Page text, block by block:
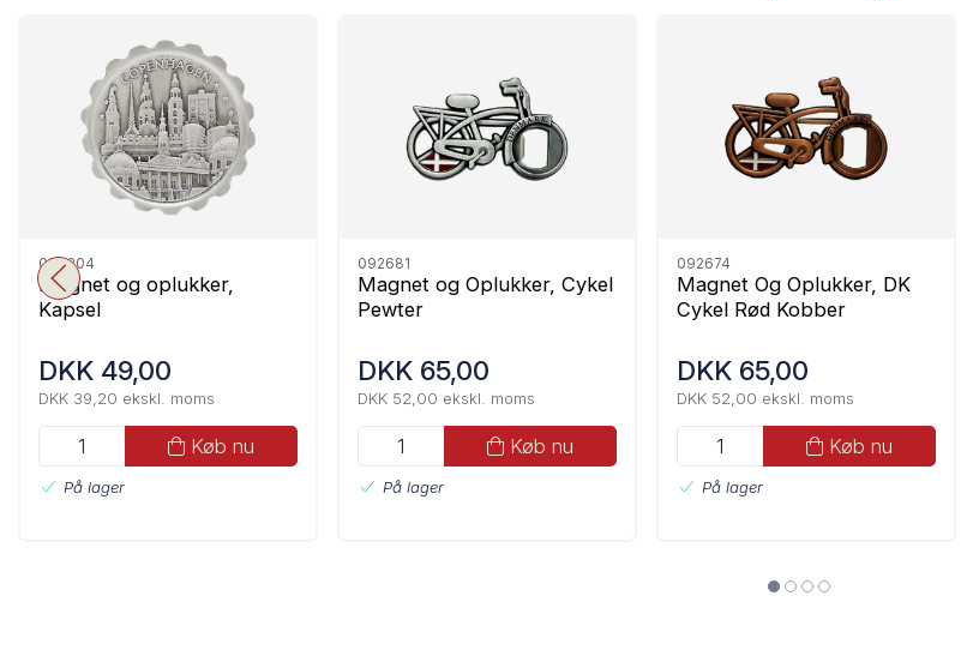
090304
Magnet og oplukker,
Kapsel
DKK 49,00
DKK 39,20 ekskl. moms
Køb nu
På lager
092681
Magnet og Oplukker, Cykel
Pewter
DKK 65,00
DKK 52,00 ekskl. moms
Køb nu
På lager
092674
Magnet Og Oplukker, DK
Cykel Rød Kobber
DKK 65,00
DKK 52,00 ekskl. moms
Køb nu
På lager